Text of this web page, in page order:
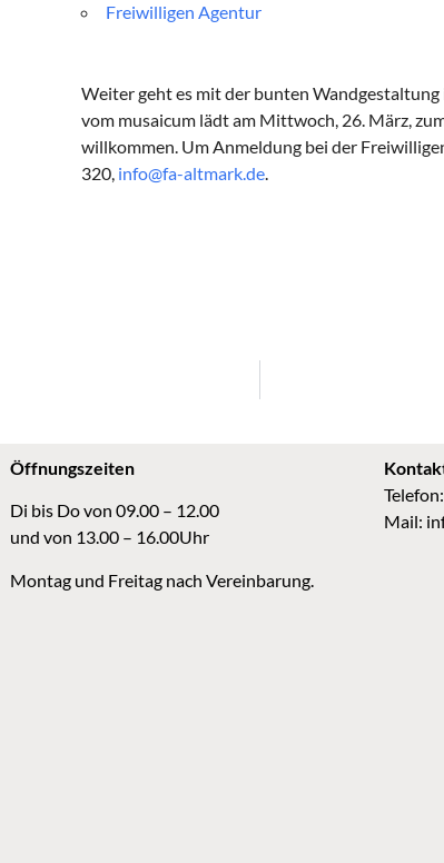
Freiwilligen Agentur
Weiter geht es mit der bunten
vom musaicum lädt am Mittwoch, 26. März,
willkommen. Um Anmeldung bei der
320, info@fa-altmark.de.
Öffnungszeiten
Di bis Do von 09.00 – 12.00
und von 13.00 – 16.00Uhr
Montag und Freitag nach Vereinbarung.
Mail: